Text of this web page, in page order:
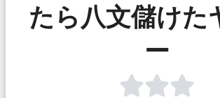
たら八文儲けた
ー